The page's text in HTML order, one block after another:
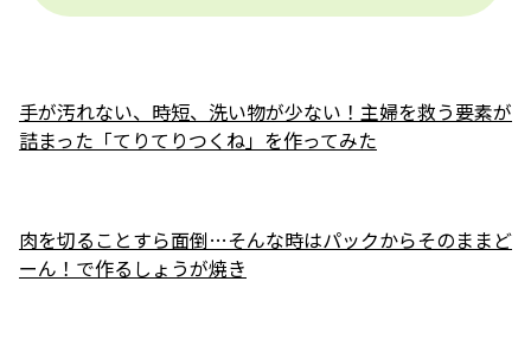
手が汚れない、時短、洗い物が少ない！主婦を救う要素が
詰まった「てりてりつくね」を作ってみた
肉を切ることすら面倒…そんな時はパックからそのままど
ーん！で作るしょうが焼き